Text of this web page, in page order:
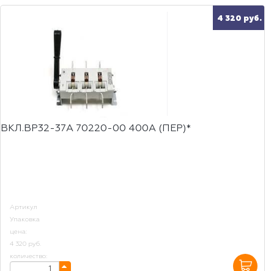
4 320 руб.
ВКЛ.ВР32-37А 70220-00 400А (ПЕР)*
Артикул
Упаковка
цена:
4 320 руб.
количество: